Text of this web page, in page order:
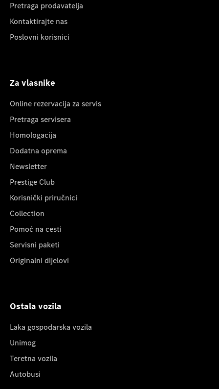
Pretraga prodavatelja
Kontaktirajte nas
Poslovni korisnici
Za vlasnike
Online rezervacija za servis
Pretraga servisera
Homologacija
Dodatna oprema
Newsletter
Prestige Club
Korisnički priručnici
Collection
Pomoć na cesti
Servisni paketi
Originalni dijelovi
Ostala vozila
Laka gospodarska vozila
Unimog
Teretna vozila
Autobusi